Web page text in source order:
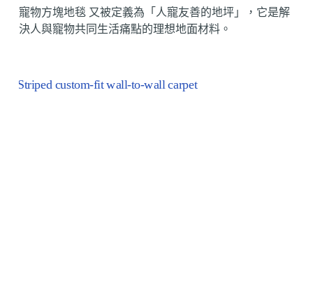
寵物方塊地毯 又被定義為「人寵友善的地坪」，它是解
決人與寵物共同生活痛點的理想地面材料。